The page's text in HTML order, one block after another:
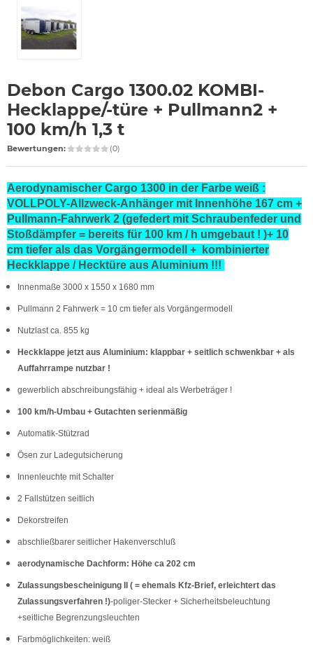
Debon Cargo 1300.02 KOMBI-
Hecklappe/-türe + Pullmann2 +
100 km/h 1,3 t
Bewertungen: (0)
Aerodynamischer Cargo 1300 in der Farbe weiß :
VOLLPOLY-Allzweck-Anhänger mit Innenhöhe 167 cm +
Pullmann-Fahrwerk 2 (gefedert mit Schraubenfeder und
Stoßdämpfer = bereits für 100 km / h umgebaut ! )+ 10
cm tiefer als das Vorgängermodell + kombinierter
Heckklappe / Hecktüre aus Aluminium !!!
Innenmaße 3000 x 1550 x 1680 mm
Pullmann 2 Fahrwerk = 10 cm tiefer als Vorgängermodell
Nutzlast ca. 855 kg
Heckklappe jetzt aus Aluminium: klappbar + seitlich schwenkbar + als
Auffahrrampe nutzbar !
gewerblich abschreibungsfähig + ideal als Werbeträger !
100 km/h-Umbau + Gutachten serienmäßig
Automatik-Stützrad
Ösen zur Ladegutsicherung
Innenleuchte mit Schalter
2 Fallstützen seitlich
Dekorstreifen
abschließbarer seitlicher Hakenverschluß
aerodynamische Dachform: Höhe ca 202 cm
Zulassungsbescheinigung II ( = ehemals Kfz-Brief, erleichtert das
Zulassungsverfahren !)-poliger-Stecker + Sicherheitsbeleuchtung
+seitliche Begrenzungsleuchten
Farbmöglichkeiten: weiß